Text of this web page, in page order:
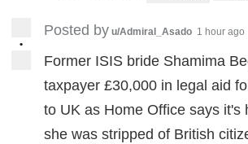
•
Posted by u/Admiral_Asado 1 hour ago
Former ISIS bride Shamima
taxpayer £30,000 in legal aid
to UK as Home Office says it's
she was stripped of British